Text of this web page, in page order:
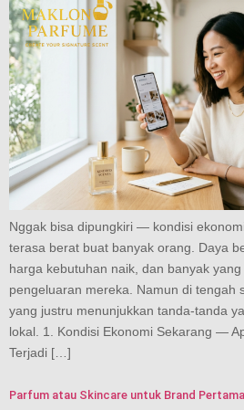
Nggak bisa dipungkiri — kondisi
terasa berat buat banyak orang. Daya
harga kebutuhan naik, dan banyak
pengeluaran mereka. Namun di tengah
yang justru menunjukkan tanda-tanda
lokal. 1. Kondisi Ekonomi Sekarang —
Terjadi […]
Parfum atau Skincare untuk Brand